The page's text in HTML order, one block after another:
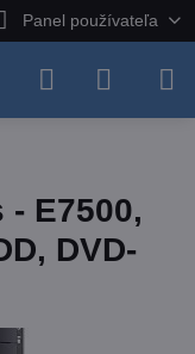
Panel používateľa
E7500,
DVD-